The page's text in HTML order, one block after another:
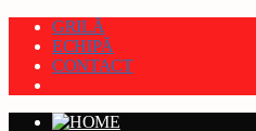
GRILĂ
ECHIPĂ
CONTACT